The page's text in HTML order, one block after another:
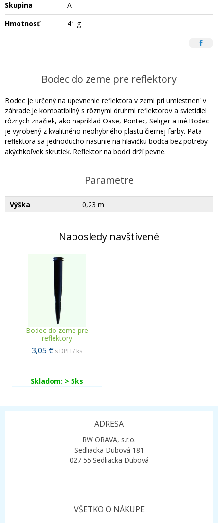
Skupina
A
Hmotnosť
41 g
Bodec do zeme pre reflektory
Bodec je určený na upevnenie reflektora v zemi pri umiestnení v
záhrade.Je kompatibilný s rôznymi druhmi reflektorov a svietidiel
rôznych značiek, ako napríklad Oase, Pontec, Seliger a iné.Bodec
je vyrobený z kvalitného neohybného plastu čiernej farby. Päta
reflektora sa jednoducho nasunie na hlavičku bodca bez potreby
akýchkoľvek skrutiek. Reflektor na bodci drží pevne.
Parametre
Výška 0,23 m
Naposledy navštívené
Bodec do zeme pre
reflektory
3,05 € s DPH / ks
Skladom: > 5ks
ADRESA
RW ORAVA, s.r.o.
Sedliacka Dubová 181
027 55 Sedliacka Dubová
VŠETKO O NÁKUPE